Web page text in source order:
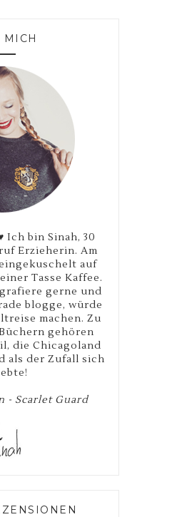
MICH
Ich bin Sinah, 30
Erzieherin. Am
auf
Tasse Kaffee.
gerne und
blogge, würde
machen. Zu
gehören
die Chicagoland
als der Zufall sich
- Scarlet Guard